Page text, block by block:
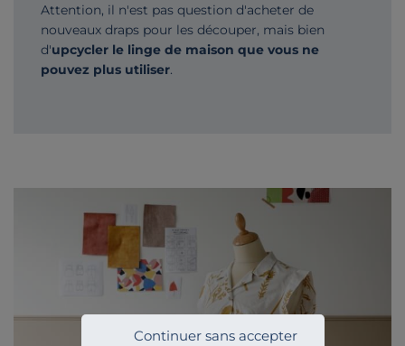
Attention, il n'est pas question d'acheter de
nouveaux draps pour les découper, mais bien
d'upcycler le linge de maison que vous ne
pouvez plus utiliser.
Continuer sans accepter